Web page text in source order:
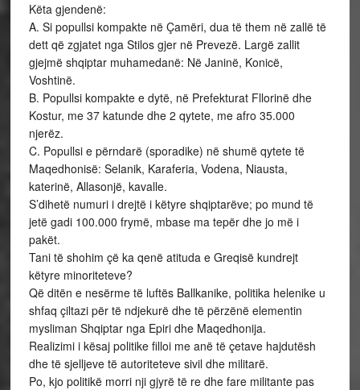
Këta gjendenë:
A. Si popullsi kompakte në Çamëri, dua të them në zallë të
dett që zgjatet nga Stilos gjer në Prevezë. Largë zallit
gjejmë shqiptar muhamedanë: Në Janinë, Konicë,
Voshtinë.
B. Popullsi kompakte e dytë, në Prefekturat Fllorinë dhe
Kostur, me 37 katunde dhe 2 qytete, me afro 35.000
njerëz.
C. Popullsi e përndarë (sporadike) në shumë qytete të
Maqedhonisë: Selanik, Karaferia, Vodena, Niausta,
katerinë, Allasonjë, kavalle.
S’dihetë numuri i drejtë i këtyre shqiptarëve; po mund të
jetë gadi 100.000 frymë, mbase ma tepër dhe jo më i
pakët.
Tani të shohim çë ka qenë atituda e Greqisë kundrejt
këtyre minoriteteve?
Që ditën e nesërme të luftës Ballkanike, politika helenike u
shfaq çiltazi për të ndjekurë dhe të përzënë elementin
mysliman Shqiptar nga Epiri dhe Maqedhonija.
Realizimi i kësaj politike filloi me anë të çetave hajdutësh
dhe të sjelljeve të autoriteteve sivil dhe militarë.
Po, kjo politikë morri nji gjyrë të re dhe fare militante pas